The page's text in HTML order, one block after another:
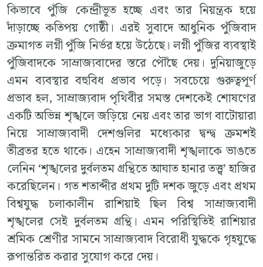
কিভাবে পুঁজি কেন্দ্রীভূত হচ্ছে এবং তার নিয়ন্ত্রক হয়ে
দাঁড়াচ্ছে কতিপয় গোষ্ঠী। এরই সুবাদে আধুনিক পুঁজিবাদ
ক্রমাগত লগ্নী পুঁজি নির্ভর হয়ে উঠেছে। লগ্নী পুঁজির ব্যবস্থাই
পুঁজিবাদকে সাম্রাজ্যবাদের স্তরে পৌঁছে দেয়। দুনিয়াজুড়ে
এমন ব্যবস্থার বহুবিধ প্রভাব পড়ে। সবচেয়ে গুরুত্বপূর্ণ
প্রভাব হল, সাম্রাজ্যবাদ পৃথিবীর সমস্ত দেশকেই শোষণের
একটি অভিন্ন শৃঙ্খলে জড়িয়ে নেয় এবং তার ভাগ বাটোয়ারা
নিয়ে সাম্রাজ্যবাদী দেশগুলির মধ্যেকার দ্বন্দ্ব ক্রমশই
তীব্রতর হতে থাকে। এহেন সাম্রাজ্যবাদী শৃঙ্খলাকে ভাঙতে
লেনিন ‘শৃঙ্খলের দুর্বলতম গ্রন্থিতে আঘাত হানার তত্ত্ব’ হাজির
করেছিলেন। গত শতাব্দীর প্রথম দুটি দশক জুড়ে এবং প্রথম
বিশ্বযুদ্ধ চলাকালীন রাশিয়াই ছিল বিশ্ব সাম্রাজ্যবাদী
শৃঙ্খলের সেই দুর্বলতম গ্রন্থি। এমন পরিস্থিতিই রাশিয়ার
শ্রমিক শ্রেণীর সামনে সাম্রাজ্যবাদ বিরোধী যুদ্ধকে গৃহযুদ্ধে
রূপান্তরিত করার সুযোগ করে দেয়।